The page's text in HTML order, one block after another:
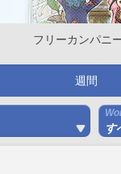
フリーカンパニ
週間
す